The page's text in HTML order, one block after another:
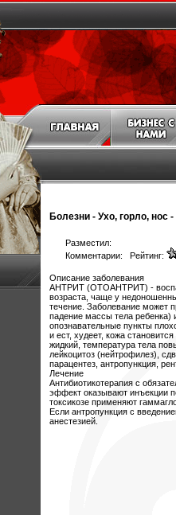
Болезни - Ухо, горло, нос -
Разместил:
Комментарии: Рейтинг:
Описание заболевания
АНТРИТ (ОТОАНТРИТ) -
возраста, чаще у
течение. Заболевание может
падение массы тела ребенка)
опознавательные пункты
и ест, худеет, кожа
жидкий, температура тела
лейкоцитоз (нейтрофилез),
парацентез, антропункция,
Лечение
Антибиотикотерапия с
эффект оказывают инъекции
токсикозе применяют
Если антропункция с
анестезией.